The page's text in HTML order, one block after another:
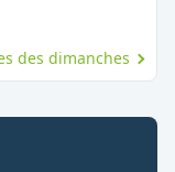
des dimanches